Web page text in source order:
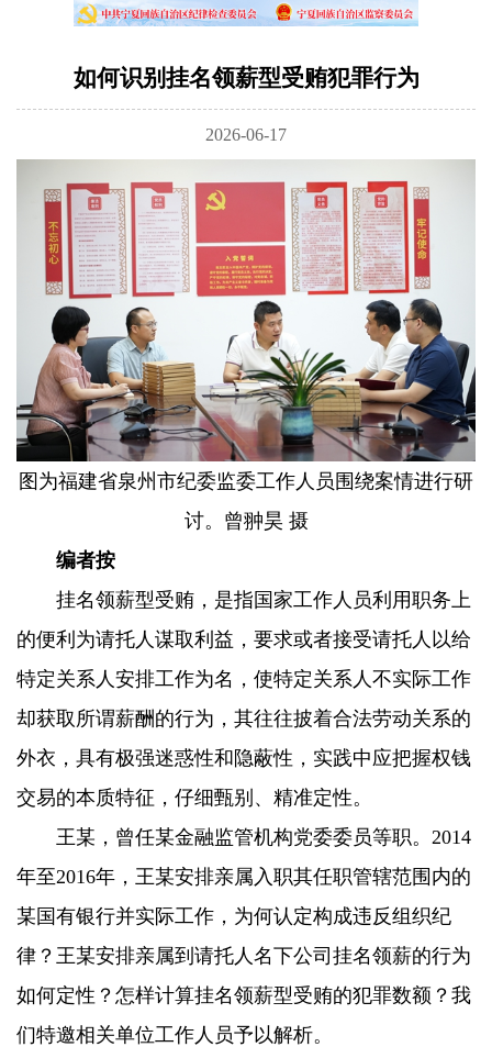
如何识别挂名领薪型受贿犯罪行为
2026-06-17
图为福建省泉州市纪委监委工作人员围绕案情进行研
讨。曾翀昊 摄
编者按
挂名领薪型受贿，是指国家工作人员利用职务上
的便利为请托人谋取利益，要求或者接受请托人以给
特定关系人安排工作为名，使特定关系人不实际工作
却获取所谓薪酬的行为，其往往披着合法劳动关系的
外衣，具有极强迷惑性和隐蔽性，实践中应把握权钱
交易的本质特征，仔细甄别、精准定性。
王某，曾任某金融监管机构党委委员等职。2014
年至2016年，王某安排亲属入职其任职管辖范围内的
某国有银行并实际工作，为何认定构成违反组织纪
律？王某安排亲属到请托人名下公司挂名领薪的行为
如何定性？怎样计算挂名领薪型受贿的犯罪数额？我
们特邀相关单位工作人员予以解析。